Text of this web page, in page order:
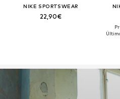
NIKE SPORTSWEAR
22,90€